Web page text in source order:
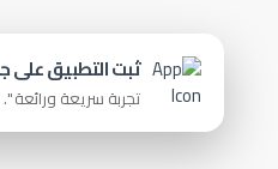
ثبت التطبيق على جهازك
تجربة سريعة ورائعة ".